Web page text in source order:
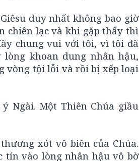
duy nhất không bao giờ
chiên lạc và khi gặp thấy thì
chung vui với tôi, vì tôi đã
lòng khoan dung nhân hậu,
vòng tội lỗi và rồi bị xếp loại
Ngài. Một Thiên Chúa giầu
xót vô biên của Chúa.
tín vào lòng nhân hậu vô bờ